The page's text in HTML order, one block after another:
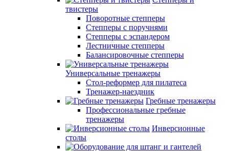
твистеры
Поворотные степперы
Степперы с поручнями
Степперы с эспандером
Лестничные степперы
Балансировочные степперы
Универсальные тренажеры
Стол-реформер для пилатеса
Тренажер-наездник
Гребные тренажеры
Профессиональные гребные
тренажеры
Инверсионные
столы